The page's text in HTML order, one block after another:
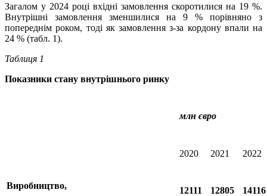
Загалом у 2024 році вхідні замовлення скоротилися на 19 %.
Внутрішні замовлення зменшилися на 9 % порівняно з
попереднім роком, тоді як замовлення з-за кордону впали на
24 % (табл. 1).
Таблиця 1
Показники стану внутрішнього ринку
млн євро
2020 2021 2022
Виробництво,
12111 12805